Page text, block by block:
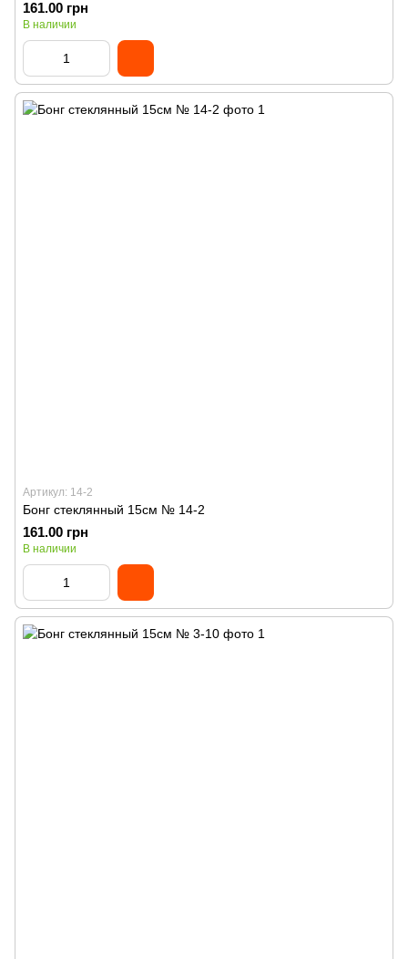
161.00 грн
В наличии
Артикул: 14-2
Бонг стеклянный 15см № 14-2
161.00 грн
В наличии